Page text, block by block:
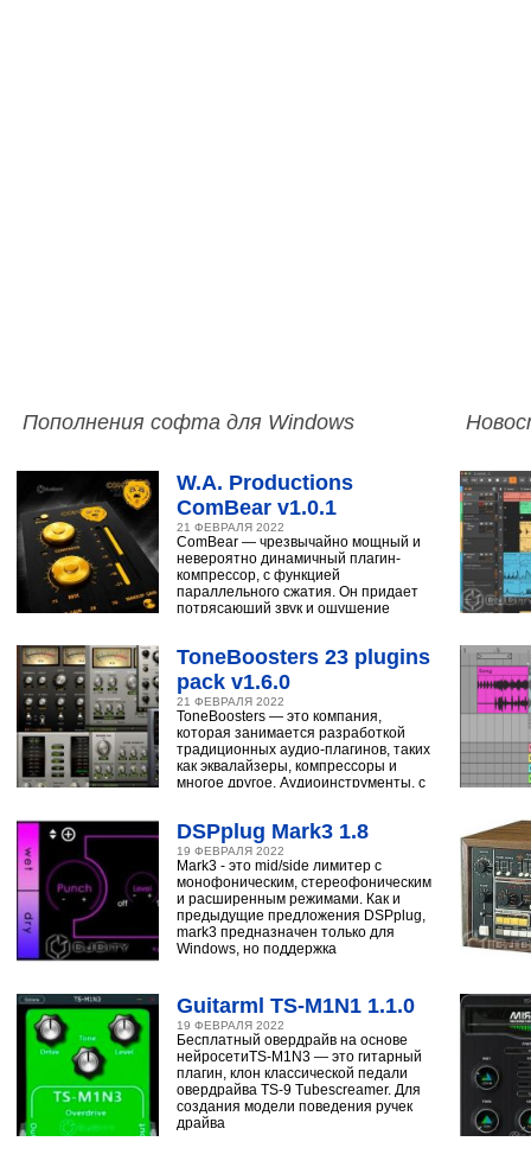
Пополнения софта для Windows
W.A. Productions
ComBear v1.0.1
21 ФЕВРАЛЯ 2022
ComBear — чрезвычайно мощный и
невероятно динамичный плагин-
компрессор, с функцией
параллельного сжатия. Он придает
потрясающий звук и ощущение
ToneBoosters 23 plugins
pack v1.6.0
21 ФЕВРАЛЯ 2022
ToneBoosters — это компания,
которая занимается разработкой
традиционных аудио-плагинов, таких
как эквалайзеры, компрессоры и
многое другое. Аудиоинструменты, с
DSPplug Mark3 1.8
19 ФЕВРАЛЯ 2022
Mark3 - это mid/side лимитер с
монофоническим, стереофоническим
и расширенным режимами. Как и
предыдущие предложения DSPplug,
mark3 предназначен только для
Windows, но поддержка
Guitarml TS-M1N1 1.1.0
19 ФЕВРАЛЯ 2022
Бесплатный овердрайв на основе
нейросетиTS-M1N3 — это гитарный
плагин, клон классической педали
овердрайва TS-9 Tubescreamer. Для
создания модели поведения ручек
драйва